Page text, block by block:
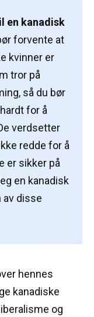
en kanadisk
forvente at
kvinner er
tror på
så du bør
for å
verdsetter
redde for å
er sikker på
en kanadisk
av disse
hennes
kanadiske
og